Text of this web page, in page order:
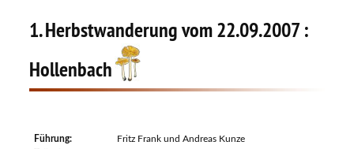
1. Herbstwanderung vom 22.09.2007 :
Hollenbach
Führung:
Fritz Frank und Andreas Kunze